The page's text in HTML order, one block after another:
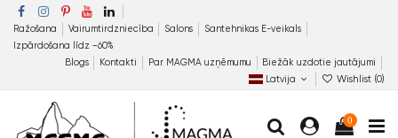
Ražošana Vairumtirdzniecība Salons
Santehnikas E-veikals
Izpārdošana līdz −60%
Blogs
Kontakti Par MAGMA uzņēmumu
Biežāk uzdotie jautājumi
Latvija
Wishlist (0)
0